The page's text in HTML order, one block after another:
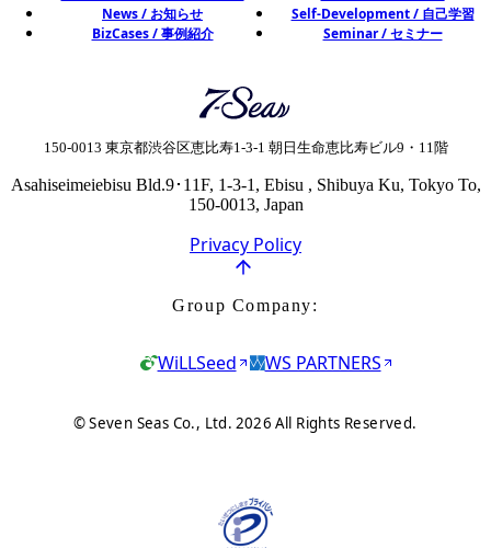
News / お知らせ
Self-Development / 自己学習
BizCases / 事例紹介
Seminar / セミナー
Seven Seas Co., Ltd. 株式会社セブン
150-0013 東京都渋谷区恵比寿1-3-1 朝日生命恵比寿ビル9・11階
Asahiseimeiebisu Bld.9･11F, 1-3-1, Ebisu , Shibuya Ku, Tokyo To,
150-0013, Japan
Privacy Policy
Group Company:
WiLLSeed WS PARTNERS
© Seven Seas Co., Ltd. 2026 All Rights Reserved.